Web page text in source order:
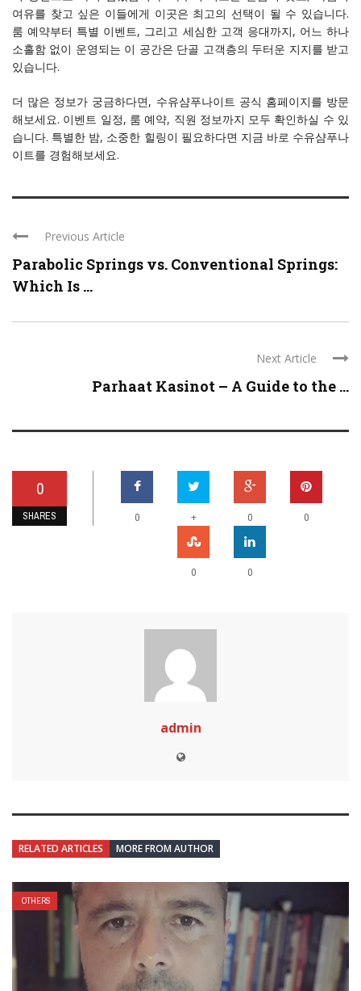
여유를 찾고 싶은 이들에게 이곳은 최고의 선택이 될 수 있습니다.
룸 예약부터 특별 이벤트, 그리고 세심한 고객 응대까지, 어느 하나
소홀함 없이 운영되는 이 공간은 단골 고객층의 두터운 지지를 받고
있습니다.
더 많은 정보가 궁금하다면, 수유샴푸나이트 공식 홈페이지를 방문
해보세요. 이벤트 일정, 룸 예약, 직원 정보까지 모두 확인하실 수 있
습니다. 특별한 밤, 소중한 힐링이 필요하다면 지금 바로 수유샴푸나
이트를 경험해보세요.
Previous Article
Parabolic Springs vs. Conventional Springs:
Which Is ...
Next Article
Parhaat Kasinot – A Guide to the ...
0
SHARES 0 + 0 0
0 0
admin
RELATED ARTICLES MORE FROM AUTHOR
OTHERS